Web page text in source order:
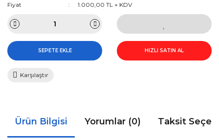
Fiyat
1.000,00 TL + KDV
SEPETE EKLE HIZLI SATIN AL
Karşılaştır
Ürün Bilgisi Yorumlar (0) Taksit